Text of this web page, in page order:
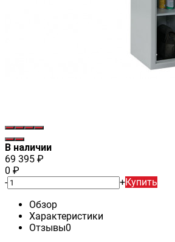
В наличии
69 395 ₽
0 ₽
-
+Купить
Обзор
Характеристики
Отзывы0